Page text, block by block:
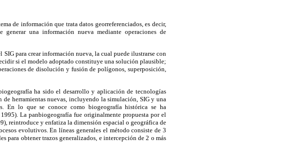
de información que trata datos georreferenciados, es decir,
una información nueva mediante operaciones de
para crear información nueva, la cual puede ilustrarse con
si el modelo adoptado constituye una solución plausible;
de disolución y fusión de polígonos, superposición,
ha sido el desarrollo y aplicación de tecnologías
herramientas nuevas, incluyendo la simulación, SIG y una
En lo que se conoce como biogeografía histórica se ha
La panbiogeografía fue originalmente propuesta por el
reintroduce y enfatiza la dimensión espacial o geográfica de
evolutivos. En líneas generales el método consiste de 3
para obtener trazos generalizados, e intercepción de 2 o más